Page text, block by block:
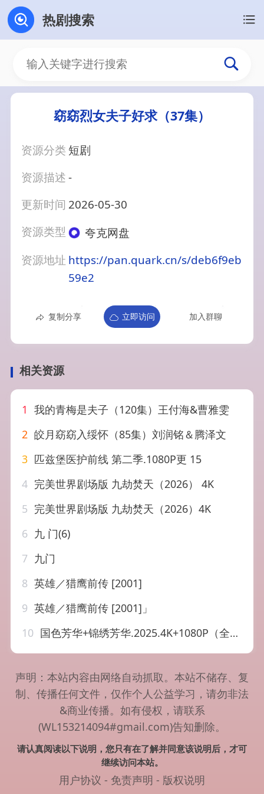
热剧搜索
窈窈烈女夫子好求（37集）
资源分类 短剧
资源描述-
更新时间 2026-05-30
资源类型
夸克网盘
资源地址 https://pan.quark.cn/s/deb6f9eb
59e2
复制分享 立即访问 加入群聊
相关资源
1 我的青梅是夫子（120集）王付海&曹雅雯
2 皎月窈窈入绥怀（85集）刘润铭＆腾泽文
3 匹兹堡医护前线 第二季.1080P更 15
4 完美世界剧场版 九劫焚天（2026） 4K
5 完美世界剧场版 九劫焚天（2026）4K
6 九 门(6)
7 九门
8 英雄／猎鹰前传 [2001]
9 英雄／猎鹰前传 [2001]」
10 国色芳华+锦绣芳华.2025.4K+1080P（全32+24集）国语中字
声明：本站内容由网络自动抓取。本站不储存、复
制、传播任何文件，仅作个人公益学习，请勿非法
&商业传播。如有侵权，请联系
(WL153214094#gmail.com)告知删除。
请认真阅读以下说明，您只有在了解并同意该说明后，才可
继续访问本站。
用户协议 - 免责声明 - 版权说明